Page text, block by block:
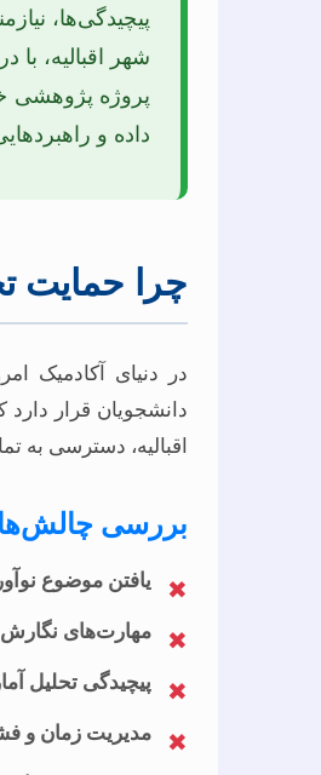
پیچیدگی‌ها،
شهر اقبالیه،
پروژه پژوهشی
داده و
چرا حمایت
در دنیای آکادمیک
دانشجویان قرار
اقبالیه، دسترسی به
بررسی
✖ یافتن موضوع
✖ مهارت‌های نگارش
✖ پیچیدگی تحلیل
✖ مدیریت زمان و